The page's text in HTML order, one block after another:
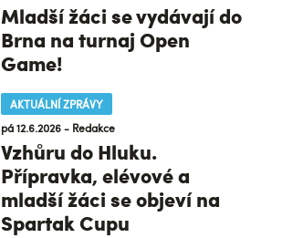
Mladší žáci se vydávají do
Brna na turnaj Open
Game!
AKTUÁLNÍ ZPRÁVY
pá 12.6.2026 - Redakce
Vzhůru do Hluku.
Přípravka, elévové a
mladší žáci se objeví na
Spartak Cupu